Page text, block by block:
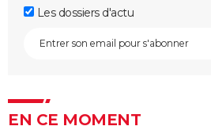
Les dossiers d'actu
EN CE MOMENT